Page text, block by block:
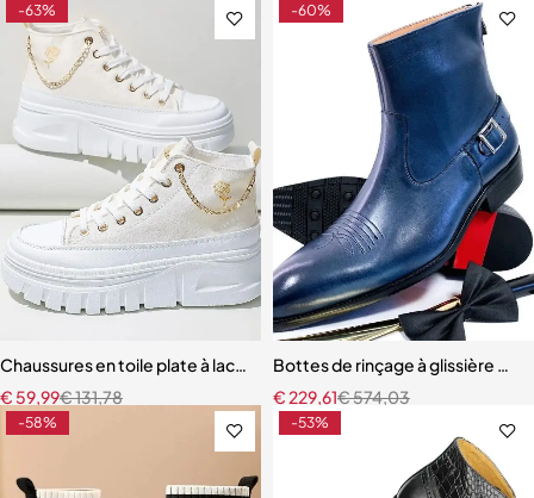
-63%
Chaussures en toile plate à lacets pour femmes
€131,78
€ 59,99
-60%
Bottes de rinçage à glissière mi-
€574,03
€229,61
-58% -53%